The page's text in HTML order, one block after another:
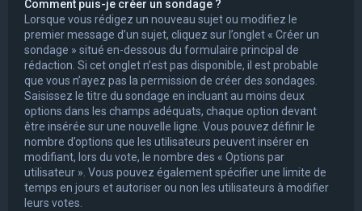
Comment puis-je créer un sondage ?
Lorsque vous rédigez un nouveau sujet ou modifiez le
premier message d’un sujet, cliquez sur l’onglet « Créer un
sondage » situé en-dessous du formulaire principal de
rédaction. Si cet onglet n’est pas disponible, il est probable
que vous n’ayez pas la permission de créer des sondages.
Saisissez le titre du sondage en incluant au moins deux
options dans les champs adéquats, chaque option devant
être insérée sur une nouvelle ligne. Vous pouvez définir le
nombre d’options que les utilisateurs peuvent insérer en
modifiant, lors du vote, le nombre des « Options par
utilisateur ». Vous pouvez également spécifier une limite de
temps en jours et autoriser ou non les utilisateurs à modifier
leurs votes.